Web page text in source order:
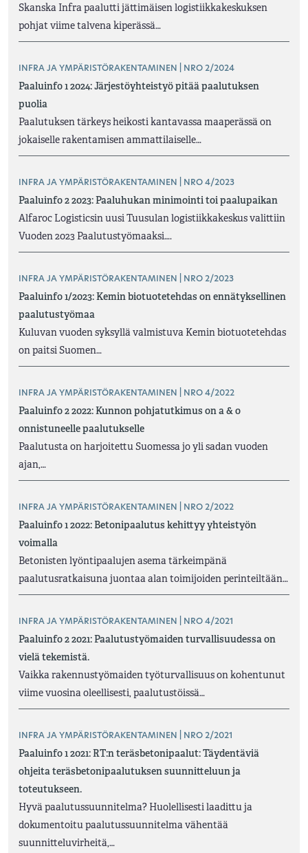
Skanska Infra paalutti jättimäisen logistiikkakeskuksen
pohjat viime talvena kiperässä…
INFRA JA YMPÄRISTÖRAKENTAMINEN | NRO 2/2024
Paaluinfo 1 2024: Järjestöyhteistyö pitää paalutuksen
puolia
Paalutuksen tärkeys heikosti kantavassa maaperässä on
jokaiselle rakentamisen ammattilaiselle…
INFRA JA YMPÄRISTÖRAKENTAMINEN | NRO 4/2023
Paaluinfo 2 2023: Paaluhukan minimointi toi paalupaikan
Alfaroc Logisticsin uusi Tuusulan logistiikkakeskus valittiin
Vuoden 2023 Paalutustyömaaksi….
INFRA JA YMPÄRISTÖRAKENTAMINEN | NRO 2/2023
Paaluinfo 1/2023: Kemin biotuotetehdas on ennätyksellinen
paalutustyömaa
Kuluvan vuoden syksyllä valmistuva Kemin biotuotetehdas
on paitsi Suomen…
INFRA JA YMPÄRISTÖRAKENTAMINEN | NRO 4/2022
Paaluinfo 2 2022: Kunnon pohjatutkimus on a & o
onnistuneelle paalutukselle
Paalutusta on harjoitettu Suomessa jo yli sadan vuoden
ajan,…
INFRA JA YMPÄRISTÖRAKENTAMINEN | NRO 2/2022
Paaluinfo 1 2022: Betonipaalutus kehittyy yhteistyön
voimalla
Betonisten lyöntipaalujen asema tärkeimpänä
paalutusratkaisuna juontaa alan toimijoiden perinteiltään…
INFRA JA YMPÄRISTÖRAKENTAMINEN | NRO 4/2021
Paaluinfo 2 2021: Paalutustyömaiden turvallisuudessa on
vielä tekemistä.
Vaikka rakennustyömaiden työturvallisuus on kohentunut
viime vuosina oleellisesti, paalutustöissä…
INFRA JA YMPÄRISTÖRAKENTAMINEN | NRO 2/2021
Paaluinfo 1 2021: RT:n teräsbetonipaalut: Täydentäviä
ohjeita teräsbetonipaalutuksen suunnitteluun ja
toteutukseen.
Hyvä paalutussuunnitelma? Huolellisesti laadittu ja
dokumentoitu paalutussuunnitelma vähentää
suunnitteluvirheitä,…